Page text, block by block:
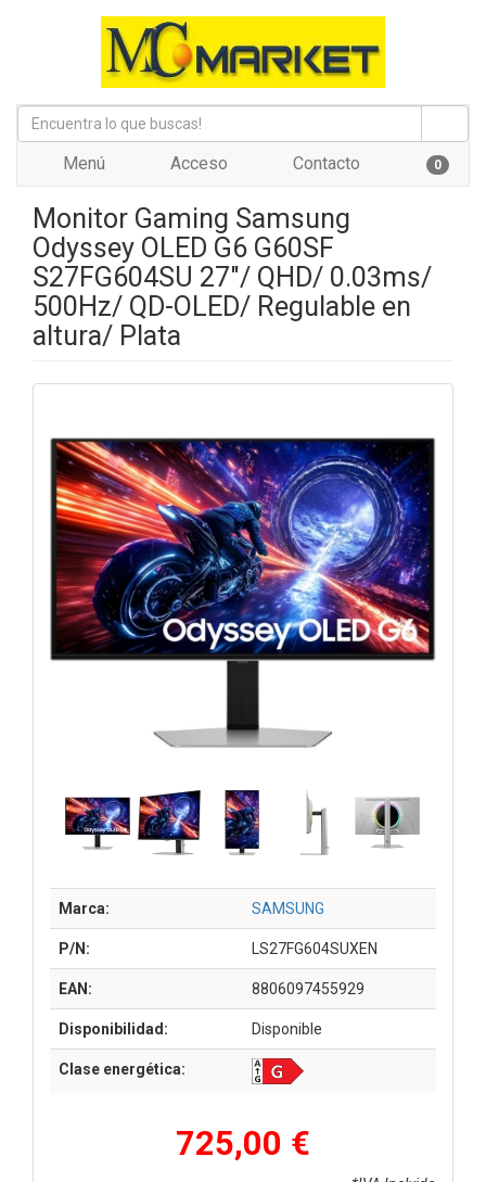
Menú Acceso Contacto 0
Monitor Gaming Samsung
Odyssey OLED G6 G60SF
S27FG604SU 27"/ QHD/ 0.03ms/
500Hz/ QD-OLED/ Regulable en
altura/ Plata
Marca: SAMSUNG
P/N: LS27FG604SUXEN
EAN: 8806097455929
Disponibilidad: Disponible
Clase energética:
725,00 €